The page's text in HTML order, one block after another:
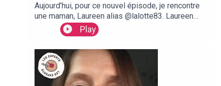
Aujourd’hui, pour ce nouvel épisode, je rencontre
une maman, Laureen alias @lalotte83. Laureen
nous raconte ses deux expériences d’allaitement,
de celle qui dure 24h , à celle qui n’est
explique ses difficultés, comment elle s’est
battue pour pouvoir allaiter, et comment cela l’a
transcendée, avec douceur, justesse ...
Play